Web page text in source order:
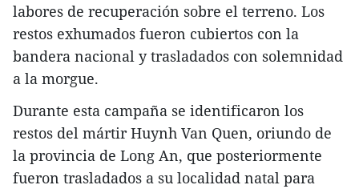
labores de recuperación sobre el terreno. Los
restos exhumados fueron cubiertos con la
bandera nacional y trasladados con solemnidad
a la morgue.
Durante esta campaña se identificaron los
restos del mártir Huynh Van Quen, oriundo de
la provincia de Long An, que posteriormente
fueron trasladados a su localidad natal para